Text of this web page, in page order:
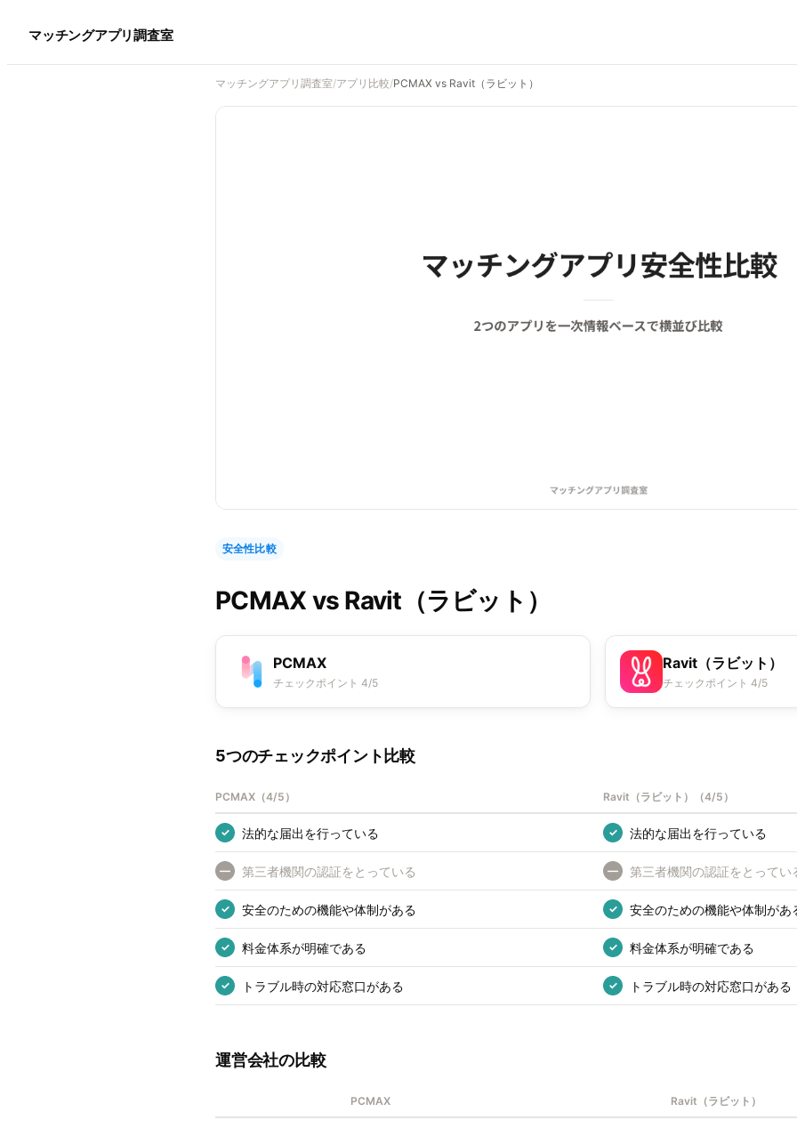
マッチングアプリ調査室
マッチングアプリ調査室/アプリ比較/PCMAX vs Ravit（ラビット）
安全性比較
PCMAX vs Ravit（ラビット）
PCMAX
チェックポイント 4/5
Ravit（ラビット）
チェックポイント 4/5
5つのチェックポイント比較
PCMAX （4/5 ） Ravit（ラビット） （4/5 ）
✓ 法的な届出を行っている ✓ 法的な届出を行っている
— 第三者機関の認証をとっている — 第三者機関の認証をとってい
✓ 安全のための機能や体制がある ✓ 安全のための機能や体制があ
✓ 料金体系が明確である ✓ 料金体系が明確である
✓ トラブル時の対応窓口がある ✓ トラブル時の対応窓口がある
運営会社の比較
PCMAX Ravit（ラビット）